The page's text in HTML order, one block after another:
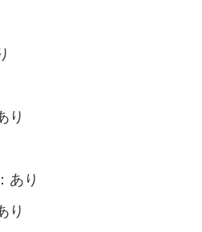
り
あり
り